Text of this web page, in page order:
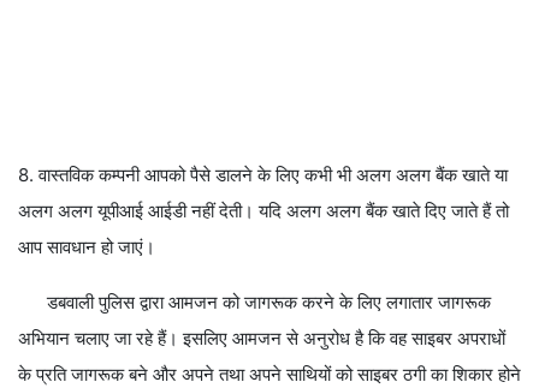
8. वास्तविक कम्पनी आपको पैसे डालने के लिए कभी भी अलग अलग बैंक खाते या
अलग अलग यूपीआई आईडी नहीं देती। यदि अलग अलग बैंक खाते दिए जाते हैं तो
आप सावधान हो जाएं।
डबवाली पुलिस द्वारा आमजन को जागरूक करने के लिए लगातार जागरूक
अभियान चलाए जा रहे हैं। इसलिए आमजन से अनुरोध है कि वह साइबर अपराधों
के प्रति जागरूक बने और अपने तथा अपने साथियों को साइबर ठगी का शिकार होने